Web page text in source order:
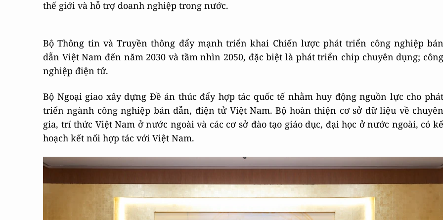
thế giới và hỗ trợ doanh nghiệp trong nước.
Bộ Thông tin và Truyền thông đẩy mạnh triển khai Chiến lược phát triển công nghiệp bán
dẫn Việt Nam đến năm 2030 và tầm nhìn 2050, đặc biệt là phát triển chip chuyên dụng; công
nghiệp điện tử.
Bộ Ngoại giao xây dựng Đề án thúc đẩy hợp tác quốc tế nhằm huy động nguồn lực cho phát
triển ngành công nghiệp bán dẫn, điện tử Việt Nam. Bộ hoàn thiện cơ sở dữ liệu về chuyên
gia, trí thức Việt Nam ở nước ngoài và các cơ sở đào tạo giáo dục, đại học ở nước ngoài, có kế
hoạch kết nối hợp tác với Việt Nam.